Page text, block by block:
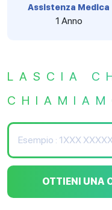
Assistenza Medica
1 Anno
LASCIA
OTTIENI UNA